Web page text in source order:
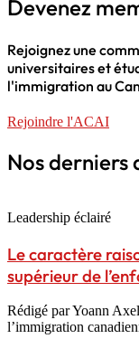
Devenez
Rejoignez une
universitaires et
l'immigration au
Rejoindre l'ACAI
Nos derniers
Leadership éclairé
Le caractère
supérieur de
Rédigé par Yoann
l’immigration